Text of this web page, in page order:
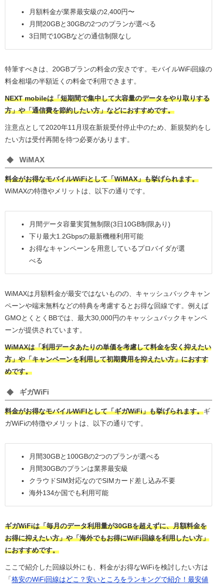
月額料金が業界最安級の2,400円〜
月間20GBと30GBの2つのプランが選べる
3日間で10GBなどの通信制限なし
特筆すべきは、20GBプランの料金の安さです。モバイルWiFi回線の
料金相場の半額近くの料金で利用できます。
NEXT mobileは「短期間で集中して大容量のデータをやり取りする
方」や「通信費を節約したい方」などにおすすめです。
注意点として2020年11月現在新規受付停止中のため、新規契約をし
たい方は受付再開を待つ必要があります。
WiMAX
料金がお得なモバイルWiFiとして「WiMAX」も挙げられます。
WiMAXの特徴やメリットは、以下の通りです。
月間データ容量実質無制限(3日10GB制限あり)
下り最大1.2Gbpsの最新機種利用可能
お得なキャンペーンを用意しているプロバイダが選
べる
WiMAXは月額料金が最安ではないものの、キャッシュバックキャン
ペーンや端末無料などの特典を考慮するとお得な回線です。例えば
GMOとくとくBBでは、最大30,000円のキャッシュバックキャンペ
ーンが提供されています。
WiMAXは「利用データあたりの単価を考慮して料金を安く抑えたい
方」や「キャンペーンを利用して初期費用を抑えたい方」におすす
めです。
ギガWiFi
料金がお得なモバイルWiFIとして「ギガWiFi」も挙げられます。ギ
ガWiFiの特徴やメリットは、以下の通りです。
月間30GBと100GBの2つのプランが選べる
月間30GBのプランは業界最安級
クラウドSIM対応なのでSIMカード差し込み不要
海外134か国でも利用可能
ギガWiFiは「毎月のデータ利用量が30GBを超えずに、月額料金を
お得に抑えたい方」や「海外でもお得にWiFi回線を利用したい方」
におすすめです。
ここで紹介した回線以外にも、料金がお得なWiFiを検討したい方は
「格安のWiFi回線はどこ？安いところをランキングで紹介！最安値